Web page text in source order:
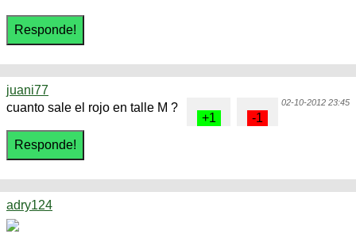
juani77
02-10-2012 23:45
cuanto sale el rojo en talle M ?
adry124